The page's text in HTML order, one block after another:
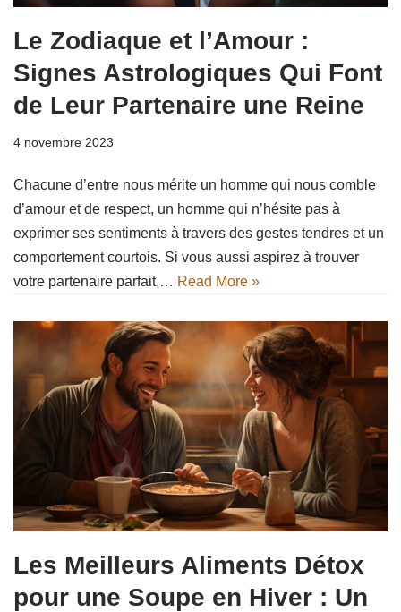
Le Zodiaque et l’Amour :
Signes Astrologiques Qui Font
de Leur Partenaire une Reine
4 novembre 2023
Chacune d’entre nous mérite un homme qui nous comble
d’amour et de respect, un homme qui n’hésite pas à
exprimer ses sentiments à travers des gestes tendres et un
comportement courtois. Si vous aussi aspirez à trouver
votre partenaire parfait,… Read More »
Les Meilleurs Aliments Détox
pour une Soupe en Hiver : Un